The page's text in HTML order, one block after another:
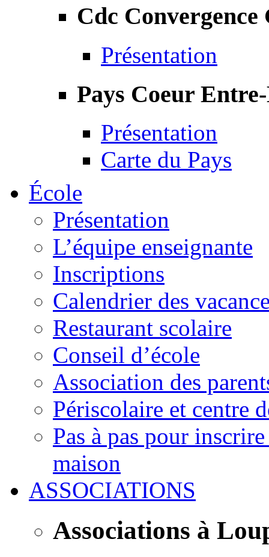
Cdc Convergence
Présentation
Pays Coeur
Présentation
Carte du Pays
École
Présentation
L’équipe enseignante
Inscriptions
Calendrier des
Restaurant scolaire
Conseil d’école
Association des
Périscolaire et centre
Pas à pas pour
maison
ASSOCIATIONS
Associations à